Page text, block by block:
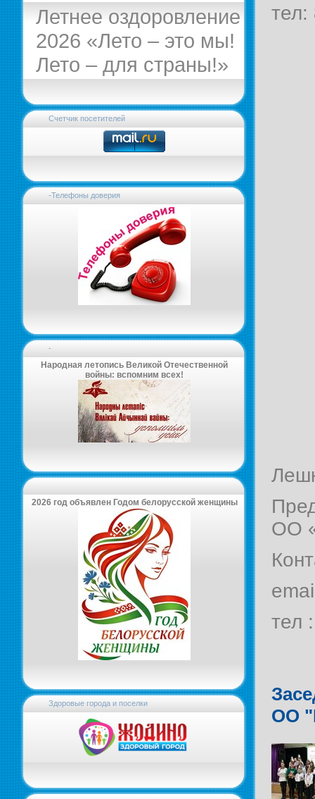
Летнее оздоровление
2026 «Лето – это мы!
Лето – для страны!»
Счетчик посетителей
-Телефоны доверия
-
Народная летопись Великой Отечественной
войны: вспомним всех!
2026 год объявлен Годом белорусской женщины
Здоровые города и поселки
тел:
ОО
тел
ОО